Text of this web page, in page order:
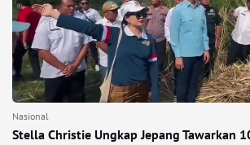
Nasional
Stella Christie Ungkap Jepang Tawarkan